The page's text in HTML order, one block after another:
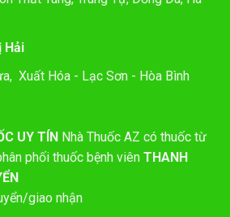
Hải
Xuất Hóa - Lạc Sơn - Hòa Bình
UY TÍN Nhà Thuốc AZ có thuốc từ
phối thuốc bệnh viên THANH
giao nhận